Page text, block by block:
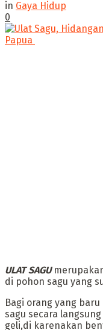
in Gaya Hidup
0
‎ULAT SAGU
di pohon sagu yang
Bagi orang yang
sagu secara
geli,di karenakan